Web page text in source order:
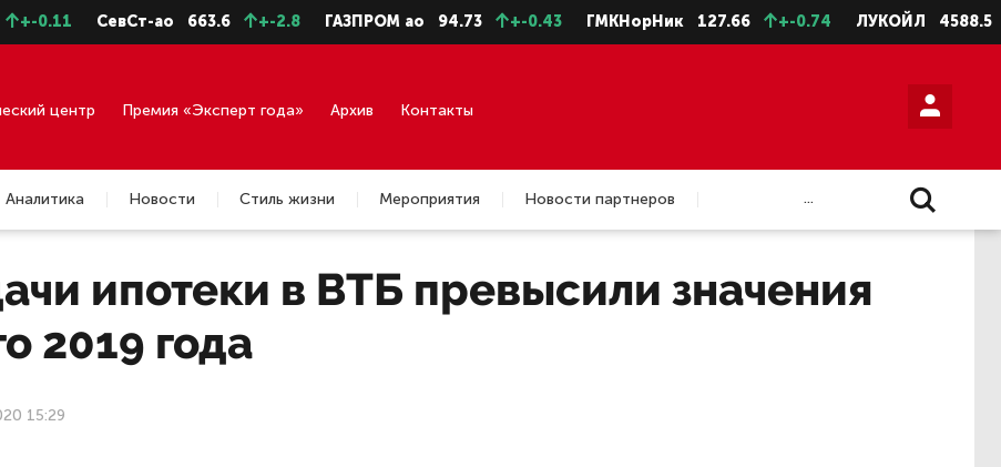
СевСт-ао 663.6 +-2.8 ГАЗПРОМ ао 94.73 +-0.43 ГМКНорНик 127.66 +-0.74 ЛУКОЙЛ 4588.5 +-
центр Премия «Эксперт года» Архив Контакты
Аналитика Новости Стиль жизни Мероприятия
Новости партнеров
...
ипотеки в ВТБ превысили значения
2019 года
15:29